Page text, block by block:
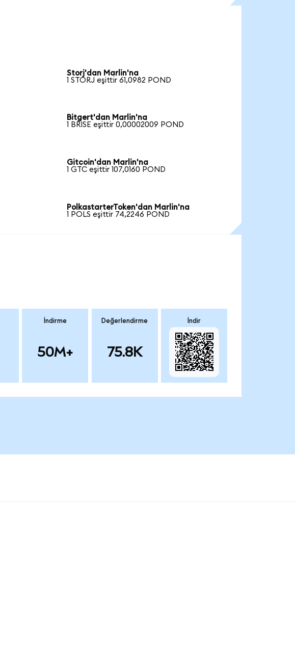
Storj'dan Marlin'na
1 STORJ eşittir 61,0982 POND
Bitgert'dan Marlin'na
1 BRISE eşittir 0,00002009 POND
Gitcoin'dan Marlin'na
1 GTC eşittir 107,0160 POND
PolkastarterToken'dan Marlin'na
1 POLS eşittir 74,2246 POND
İndirme
50M+
Değerlendirme
75.8K
İndir